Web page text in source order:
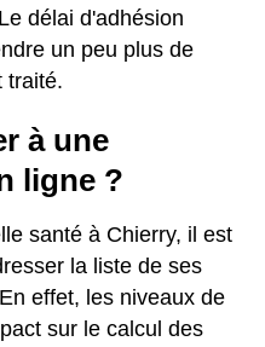
délai d'adhésion
un peu plus de
traité.
à une
ligne ?
santé à Chierry, il est
la liste de ses
effet, les niveaux de
sur le calcul des